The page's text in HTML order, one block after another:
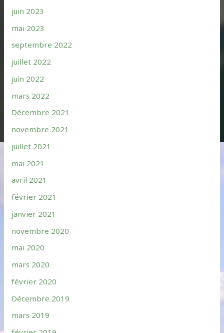
juin 2023
mai 2023
septembre 2022
juillet 2022
juin 2022
mars 2022
Décembre 2021
novembre 2021
juillet 2021
mai 2021
avril 2021
février 2021
janvier 2021
novembre 2020
mai 2020
mars 2020
février 2020
Décembre 2019
mars 2019